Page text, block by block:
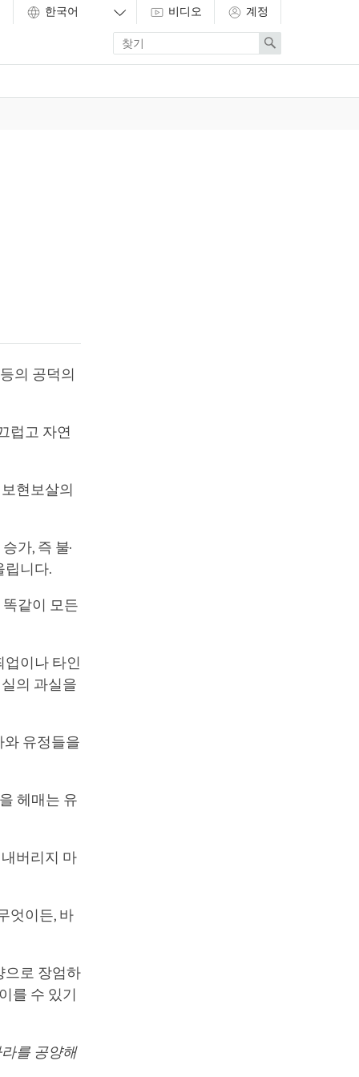
비디오 계정
Enter
search
term
Search
의 공덕의
럽고 자연
현보살의
가, 즉 불·
립니다.
같이 모든
업이나 타인
의 과실을
유정들을
헤매는 유
버리지 마
엇이든, 바
으로 장엄하
를 수 있기
를 공양해